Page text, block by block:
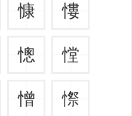
慷 慺
憁 憆
憎 憏